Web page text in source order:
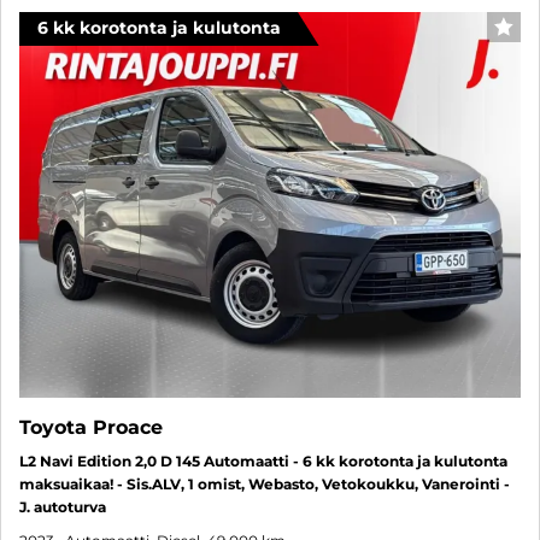
6 kk korotonta ja kulutonta
Toyota Proace
L2 Navi Edition 2,0 D 145 Automaatti - 6 kk korotonta ja kulutonta
maksuaikaa! - Sis.ALV, 1 omist, Webasto, Vetokoukku, Vanerointi -
J. autoturva